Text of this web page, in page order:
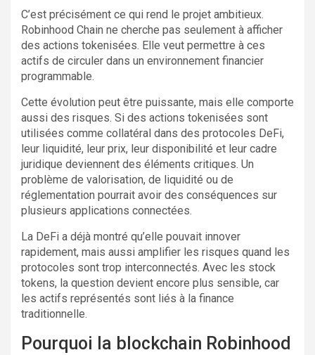
C’est précisément ce qui rend le projet ambitieux.
Robinhood Chain ne cherche pas seulement à afficher
des actions tokenisées. Elle veut permettre à ces
actifs de circuler dans un environnement financier
programmable.
Cette évolution peut être puissante, mais elle comporte
aussi des risques. Si des actions tokenisées sont
utilisées comme collatéral dans des protocoles DeFi,
leur liquidité, leur prix, leur disponibilité et leur cadre
juridique deviennent des éléments critiques. Un
problème de valorisation, de liquidité ou de
réglementation pourrait avoir des conséquences sur
plusieurs applications connectées.
La DeFi a déjà montré qu’elle pouvait innover
rapidement, mais aussi amplifier les risques quand les
protocoles sont trop interconnectés. Avec les stock
tokens, la question devient encore plus sensible, car
les actifs représentés sont liés à la finance
traditionnelle.
Pourquoi la blockchain Robinhood